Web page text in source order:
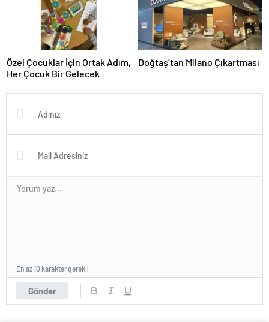
Özel Çocuklar İçin Ortak Adım,
Her Çocuk Bir Gelecek
Doğtaş’tan Milano Çıkartması
Gönder
En az 10 karakter gerekli